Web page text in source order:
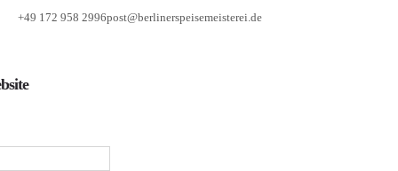
+49 172 958 2996post@berlinerspeisemeisterei.de